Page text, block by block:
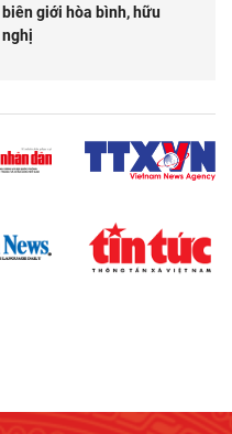
biên giới hòa bình, hữu
nghị